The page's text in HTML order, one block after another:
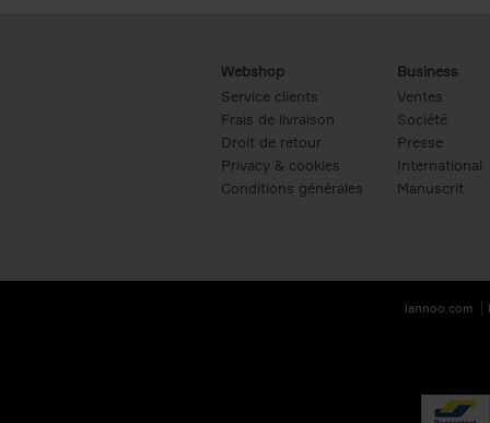
Webshop
Service clients
Frais de livraison
Droit de retour
Privacy & cookies
Conditions générales
Business
Ventes
Société
Presse
International
Manuscrit
lannoo.com